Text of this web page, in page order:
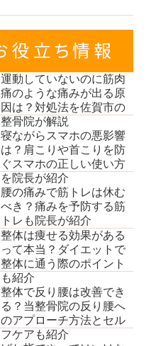
運動していないのに筋肉
痛のような痛みが出る原
因は？対処法を佐賀市の
整骨院が解説
寝ながらスマホの悪影響
は？肩こりや首こりを防
ぐスマホの正しい使い方
を院長が紹介
腰の痛みで筋トレは休む
べき？痛みを予防する筋
トレも院長が紹介
整体は痩せる効果がある
って本当？ダイエットで
整体に通う際のポイント
も紹介
整体で反り腰は改善でき
る？当整骨院の反り腰へ
のアプローチ方法とセル
フケアも紹介